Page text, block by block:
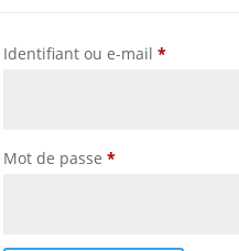
Identifiant ou e-mail *Obligatoire
Mot de passe *Obligatoire